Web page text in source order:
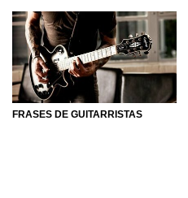
FRASES DE GUITARRISTAS